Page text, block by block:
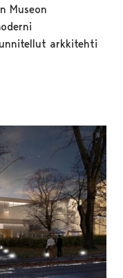
Museon
arkkitehti